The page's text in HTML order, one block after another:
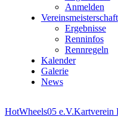
Anmelden
Vereinsmeisterschaft
Ergebnisse
Renninfos
Rennregeln
Kalender
Galerie
News
HotWheels05 e.V.Kartverein